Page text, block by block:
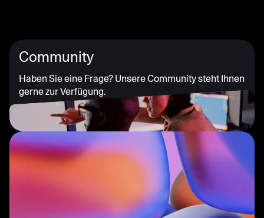
Community
Haben Sie eine Frage? Unsere Community steht Ihnen
gerne zur Verfügung.
Discord beitreten